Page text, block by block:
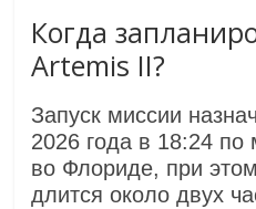
Когда
Artemis II?
Запуск миссии
2026 года в 18:24
во Флориде, при
длится около двух